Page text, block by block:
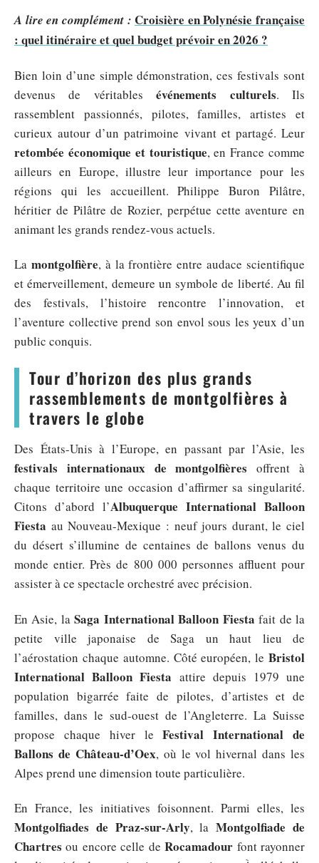
A lire en complément : Croisière en Polynésie française
: quel itinéraire et quel budget prévoir en 2026 ?
Bien loin d’une simple démonstration, ces festivals sont
devenus de véritablesévénements culturels. Ils
rassemblent passionnés, pilotes, familles, artistes et
curieux autour d’un patrimoine vivant et partagé. Leur
retombée économique et touristique, en France comme
ailleurs en Europe, illustre leur importance pour les
régions qui les accueillent. Philippe Buron Pilâtre,
héritier de Pilâtre de Rozier, perpétue cette aventure en
animant les grands rendez-vous actuels.
La montgolfière, à la frontière entre audace scientifique
et émerveillement, demeure un symbole de liberté. Au fil
des festivals, l’histoire rencontre l’innovation, et
l’aventure collective prend son envol sous les yeux d’un
public conquis.
Tour d’horizon des plus grands
rassemblements de montgolfières à
travers le globe
Des États-Unis à l’Europe, en passant par l’Asie, les
festivals internationaux de montgolfières offrent à
chaque territoire une occasion d’affirmer sa singularité.
Citons d’abord l’Albuquerque International Balloon
Fiesta au Nouveau-Mexique : neuf jours durant, le ciel
du désert s’illumine de centaines de ballons venus du
monde entier. Près de 800 000 personnes affluent pour
assister à ce spectacle orchestré avec précision.
En Asie, laSaga International Balloon Fiesta fait de la
petite ville japonaise de Saga un haut lieu de
l’aérostation chaque automne. Côté européen, le Bristol
International Balloon Fiesta attire depuis 1979 une
population bigarrée faite de pilotes, d’artistes et de
familles, dans le sud-ouest de l’Angleterre. La Suisse
propose chaque hiver leFestival International de
Ballons de Château-d’Oex, où le vol hivernal dans les
Alpes prend une dimension toute particulière.
En France, les initiatives foisonnent. Parmi elles, les
Montgolfiades de Praz-sur-Arly, laMontgolfiade de
Chartres ou encore celle deRocamadour font rayonner